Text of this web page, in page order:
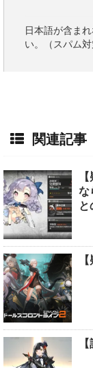
日本語が含ま
い。（スパム対
関連記事
な
と